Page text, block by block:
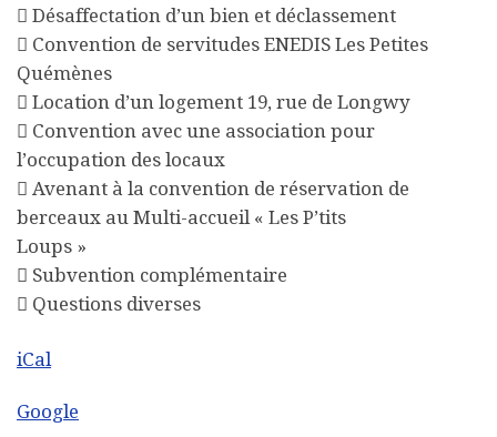
 Désaffectation d’un bien et déclassement
 Convention de servitudes ENEDIS Les Petites
Quémènes
 Location d’un logement 19, rue de Longwy
 Convention avec une association pour
l’occupation des locaux
 Avenant à la convention de réservation de
berceaux au Multi-accueil « Les P’tits
Loups »
 Subvention complémentaire
 Questions diverses
iCal
Google